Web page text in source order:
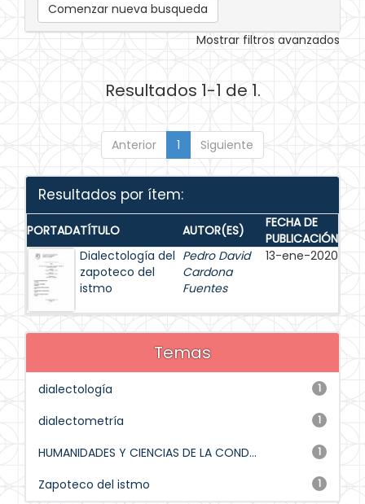
Comenzar nueva busqueda
Mostrar filtros avanzados
Resultados 1-1 de 1.
Anterior 1 Siguiente
Resultados por ítem:
PORTADATÍTULO AUTOR(ES)
FECHA DE
PUBLICACIÓN
Dialectología del
zapoteco del
istmo
Pedro David
Cardona
Fuentes
13-ene-2020
Temas
1
dialectología
1
dialectometría
1
HUMANIDADES Y CIENCIAS DE LA COND...
1
Zapoteco del istmo